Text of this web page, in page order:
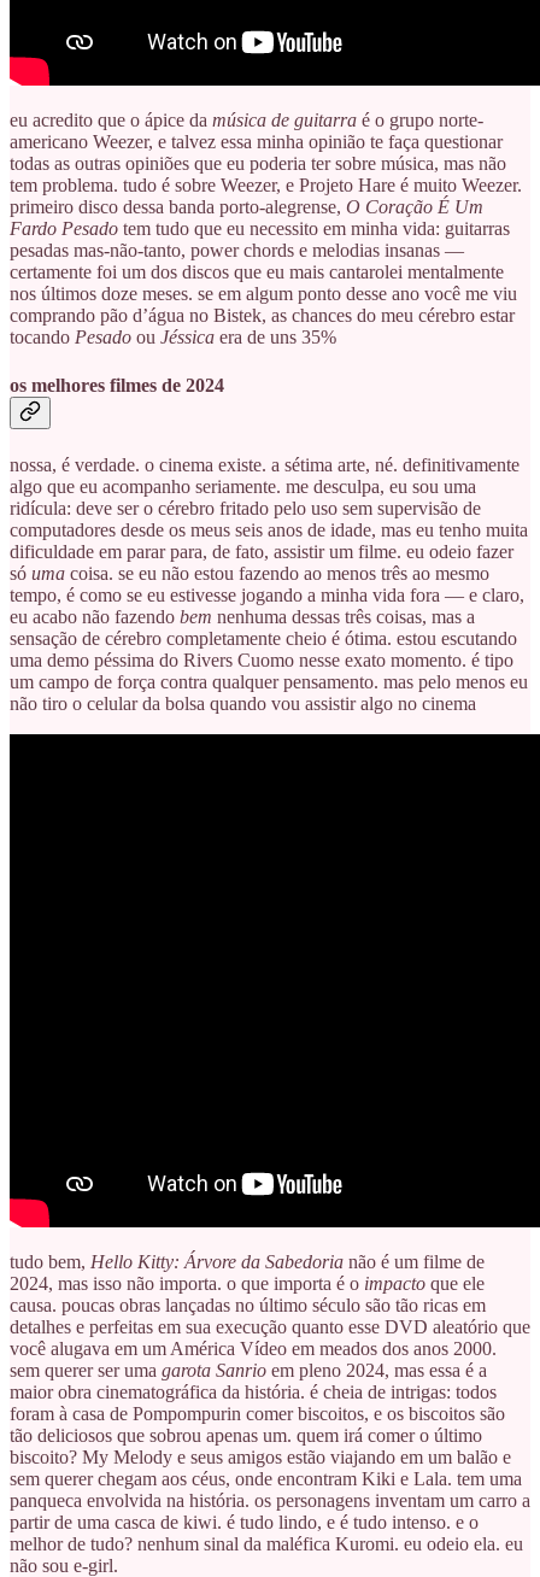
eu acredito que o ápice da música de guitarra é o grupo norte-
americano Weezer, e talvez essa minha opinião te faça questionar
todas as outras opiniões que eu poderia ter sobre música, mas não
tem problema. tudo é sobre Weezer, e Projeto Hare é muito Weezer.
primeiro disco dessa banda porto-alegrense, O Coração É Um
Fardo Pesado tem tudo que eu necessito em minha vida: guitarras
pesadas mas-não-tanto, power chords e melodias insanas —
certamente foi um dos discos que eu mais cantarolei mentalmente
nos últimos doze meses. se em algum ponto desse ano você me viu
comprando pão d’água no Bistek, as chances do meu cérebro estar
tocando Pesado ou Jéssica era de uns 35%
os melhores filmes de 2024
nossa, é verdade. o cinema existe. a sétima arte, né. definitivamente
algo que eu acompanho seriamente. me desculpa, eu sou uma
ridícula: deve ser o cérebro fritado pelo uso sem supervisão de
computadores desde os meus seis anos de idade, mas eu tenho muita
dificuldade em parar para, de fato, assistir um filme. eu odeio fazer
só uma coisa. se eu não estou fazendo ao menos três ao mesmo
tempo, é como se eu estivesse jogando a minha vida fora — e claro,
eu acabo não fazendo bem nenhuma dessas três coisas, mas a
sensação de cérebro completamente cheio é ótima. estou escutando
uma demo péssima do Rivers Cuomo nesse exato momento. é tipo
um campo de força contra qualquer pensamento. mas pelo menos eu
não tiro o celular da bolsa quando vou assistir algo no cinema
tudo bem, Hello Kitty: Árvore da Sabedoria não é um filme de
2024, mas isso não importa. o que importa é o impacto que ele
causa. poucas obras lançadas no último século são tão ricas em
detalhes e perfeitas em sua execução quanto esse DVD aleatório que
você alugava em um América Vídeo em meados dos anos 2000.
sem querer ser uma garota Sanrio em pleno 2024, mas essa é a
maior obra cinematográfica da história. é cheia de intrigas: todos
foram à casa de Pompompurin comer biscoitos, e os biscoitos são
tão deliciosos que sobrou apenas um. quem irá comer o último
biscoito? My Melody e seus amigos estão viajando em um balão e
sem querer chegam aos céus, onde encontram Kiki e Lala. tem uma
panqueca envolvida na história. os personagens inventam um carro a
partir de uma casca de kiwi. é tudo lindo, e é tudo intenso. e o
melhor de tudo? nenhum sinal da maléfica Kuromi. eu odeio ela. eu
não sou e-girl.